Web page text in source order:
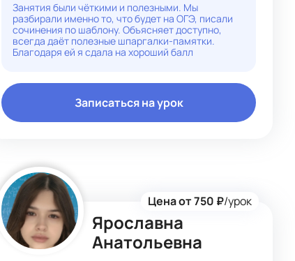
знаний, повышение успеваемости. Учимся с
ребятами писать сочинения и изложения без страха,
готовимся к ВПР.
9 класс: Качественная подготовка к ОГЭ. Особое
внимание уделяю изложению и сочинению,
экзамене.
Владение русским языком — это фундаментальный
капитал, который будет приносить дивиденды в
Занятия были чёткими и полезными. Мы
разбирали именно то, что будет на ОГЭ, писали
сочинения по шаблону. Объясняет доступно,
всегда даёт полезные шпаргалки-памятки.
Благодаря ей я сдала на хороший балл
Записаться на урок
Ярославна
Анатольевна
Цена от 750 ₽/урок